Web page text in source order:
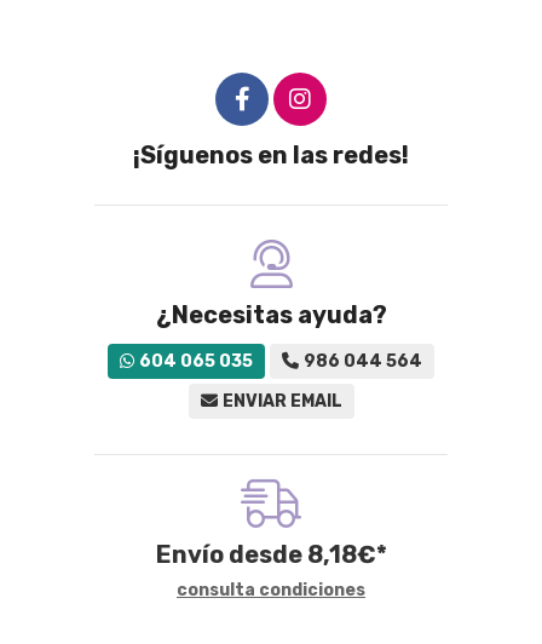
¡Síguenos en las redes!
¿Necesitas ayuda?
604 065 035
986 044 564
ENVIAR EMAIL
Envío desde 8,18€*
consulta condiciones